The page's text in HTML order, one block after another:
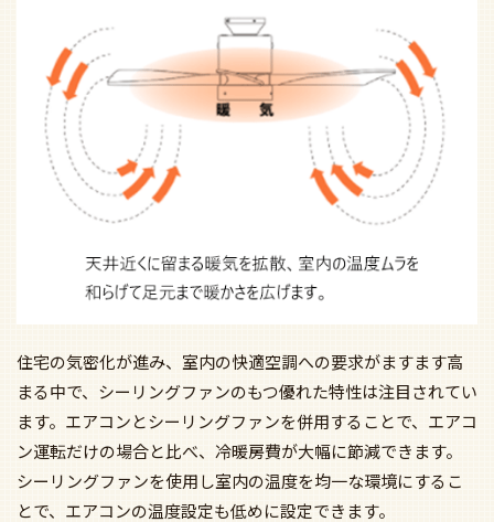
住宅の気密化が進み、室内の快適空調への要求がますます高
まる中で、シーリングファンのもつ優れた特性は注目されてい
ます。エアコンとシーリングファンを併用することで、エアコ
ン運転だけの場合と比べ、冷暖房費が大幅に節減できます。
シーリングファンを使用し室内の温度を均一な環境にするこ
とで、エアコンの温度設定も低めに設定できます。